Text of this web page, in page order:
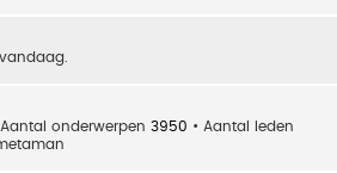
Aantal onderwerpen 3950 • Aantal leden